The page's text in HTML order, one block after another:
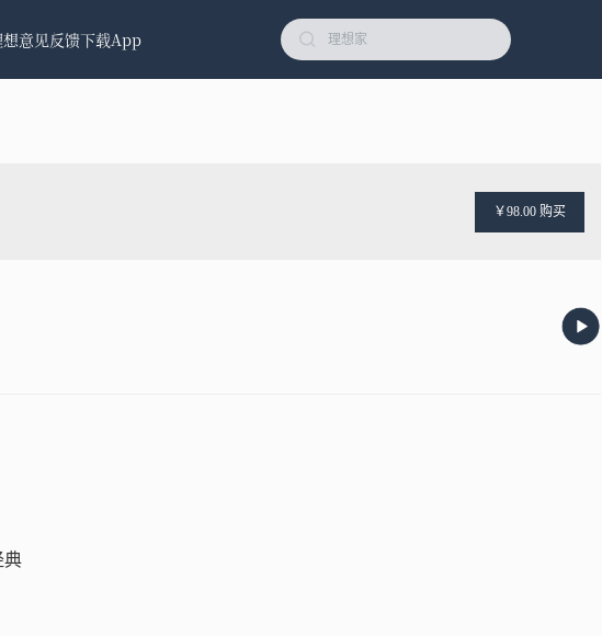
意见反馈下载App
￥98.00 购买
典